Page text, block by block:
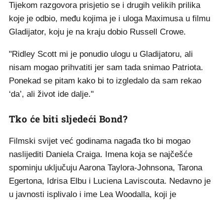
Tijekom razgovora prisjetio se i drugih velikih prilika
koje je odbio, među kojima je i uloga Maximusa u filmu
Gladijator, koju je na kraju dobio Russell Crowe.
"Ridley Scott mi je ponudio ulogu u Gladijatoru, ali
nisam mogao prihvatiti jer sam tada snimao Patriota.
Ponekad se pitam kako bi to izgledalo da sam rekao
‘da’, ali život ide dalje."
Tko će biti sljedeći Bond?
Filmski svijet već godinama nagađa tko bi mogao
naslijediti Daniela Craiga. Imena koja se najčešće
spominju uključuju Aarona Taylora-Johnsona, Tarona
Egertona, Idrisa Elbu i Luciena Laviscouta. Nedavno je
u javnosti isplivalo i ime Lea Woodalla, koji je